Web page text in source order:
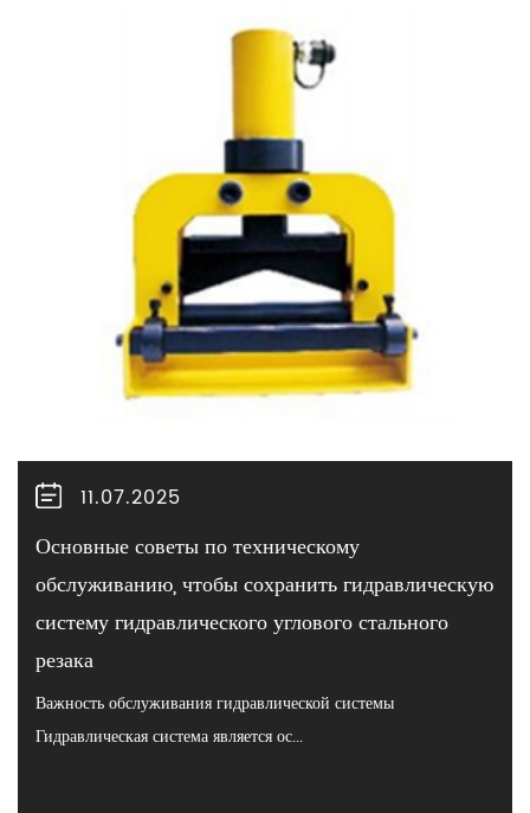
11.07.2025
Основные советы по техническому
обслуживанию, чтобы сохранить гидравлическую
систему гидравлического углового стального
резака
Важность обслуживания гидравлической системы
Гидравлическая система является ос...